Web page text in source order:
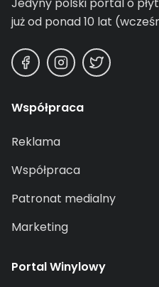
Jedyny polski portal o
już od ponad 10 lat
Współpraca
Reklama
Współpraca
Patronat medialny
Marketing
Portal Winylowy